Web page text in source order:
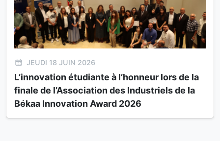
JEUDI 18 JUIN 2026
L’innovation étudiante à l’honneur lors de la
finale de l’Association des Industriels de la
Békaa Innovation Award 2026